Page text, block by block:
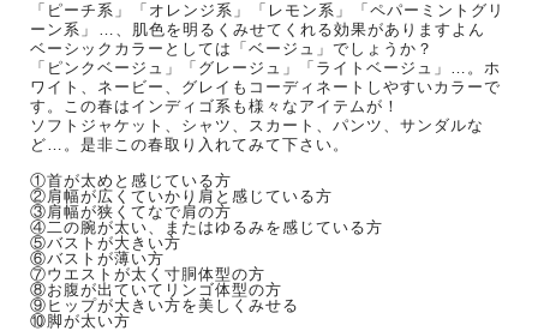
「ピーチ系」
「オレンジ系」 「レモン系」
「ペパーミントグリ
ーン系」
…、肌色を明るくみせてくれる効果がありますよん
ベーシックカラーとしては「ベージュ」でしょうか？
「ピンクベージュ」「グレージュ」「ライトベージュ」…。ホ
ワイト、ネービー、グレイもコーディネートしやすいカラーで
す。この春はインディゴ系も様々なアイテムが！
ソフトジャケット、シャツ、スカート、パンツ、サンダルな
ど…。是非この春取り入れてみて下さい。
①首が太めと感じている方
②肩幅が広くていかり肩と感じている方
③肩幅が狭くてなで肩の方
④二の腕が太い、またはゆるみを感じている方
⑤バストが大きい方
⑥バストが薄い方
⑦ウエストが太く寸胴体型の方
⑧お腹が出ていてリンゴ体型の方
⑨ヒップが大きい方を美しくみせる
⑩脚が太い方